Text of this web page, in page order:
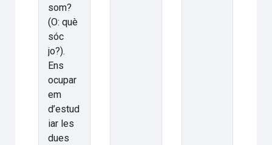
som?
(O: què
sóc
jo?).
Ens
ocupar
em
d’estud
iar les
dues